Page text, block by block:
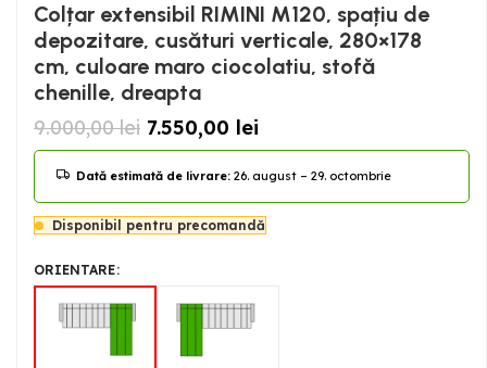
Colțar extensibil RIMINI M120, spațiu de
depozitare, cusături verticale, 280×178
cm, culoare maro ciocolatiu, stofă
chenille, dreapta
9.000,00lei 7.550,00 lei
Dată estimată de livrare: 26. august – 29. octombrie
Disponibil pentru precomandă
ORIENTARE